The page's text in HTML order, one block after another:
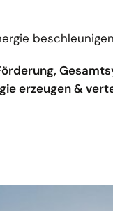
erzeugen &